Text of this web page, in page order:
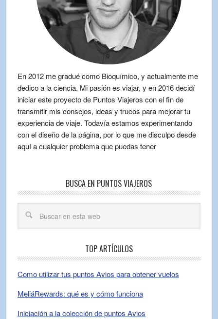
En 2012 me gradué como Bioquímico, y actualmente me
dedico a la ciencia. Mi pasión es viajar, y en 2016 decidí
iniciar este proyecto de Puntos Viajeros con el fin de
transmitir mis consejos, ideas y trucos para mejorar tu
experiencia de viaje. Todavía estamos experimentando
con el diseño de la página, por lo que me disculpo desde
aquí a cualquier problema que puedas tener
BUSCA EN PUNTOS VIAJEROS
TOP ARTÍCULOS
Como utilizar tus puntos Avios para obtener vuelos
MeliáRewards: qué es y cómo funciona
Iniciación a la colección de puntos Avios